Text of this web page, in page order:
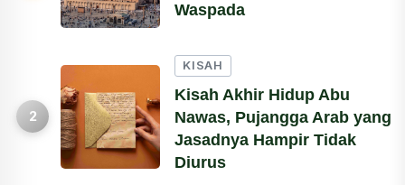
Waspada
2
KISAH
Kisah Akhir Hidup Abu
Nawas, Pujangga Arab yang
Jasadnya Hampir Tidak
Diurus